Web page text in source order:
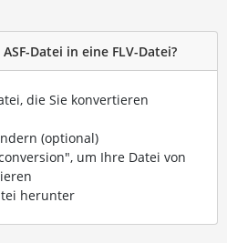
Datei in eine FLV-Datei?
die Sie konvertieren
(optional)
um Ihre Datei von
herunter